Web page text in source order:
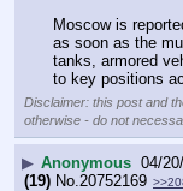
Moscow is
as soon as the
tanks, armored
to key positions
Disclaimer: this post and
otherwise - do not
▶ Anonymous 04/
(19) No. 20752169